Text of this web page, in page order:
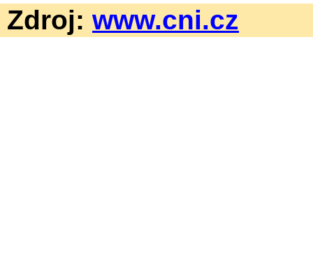
Zdroj: www.cni.cz